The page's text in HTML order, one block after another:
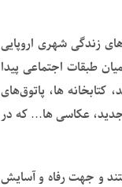
زندگی شهری اروپایی
طبقات اجتماعی پیدا
کتابخانه ها، پاتوق‌های
جدید، عکاسی ها… که در
و جهت رفاه و آسایش